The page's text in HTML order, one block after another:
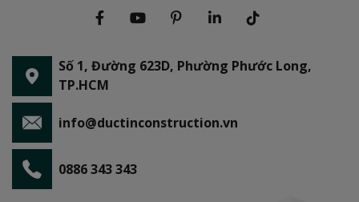
Số 1, Đường 623D, Phường Phước Long,
TP.HCM
info@ductinconstruction.vn
0886 343 343